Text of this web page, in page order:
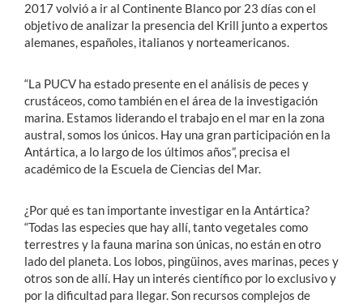
2017 volvió a ir al Continente Blanco por 23 días con el
objetivo de analizar la presencia del Krill junto a expertos
alemanes, españoles, italianos y norteamericanos.
“La PUCV ha estado presente en el análisis de peces y
crustáceos, como también en el área de la investigación
marina. Estamos liderando el trabajo en el mar en la zona
austral, somos los únicos. Hay una gran participación en la
Antártica, a lo largo de los últimos años”, precisa el
académico de la Escuela de Ciencias del Mar.
¿Por qué es tan importante investigar en la Antártica?
“Todas las especies que hay allí, tanto vegetales como
terrestres y la fauna marina son únicas, no están en otro
lado del planeta. Los lobos, pingüinos, aves marinas, peces y
otros son de allí. Hay un interés científico por lo exclusivo y
por la dificultad para llegar. Son recursos complejos de